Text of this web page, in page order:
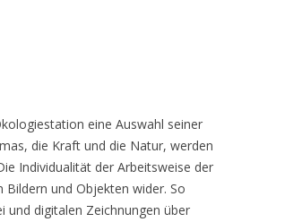
eine Auswahl seiner
die Kraft und die Natur, werden
Individualität der Arbeitsweise der
Bildern und Objekten wider. So
digitalen Zeichnungen über